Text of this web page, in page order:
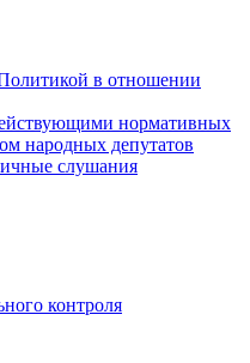
в отношении
нормативных
народных депутатов
слушания
контроля